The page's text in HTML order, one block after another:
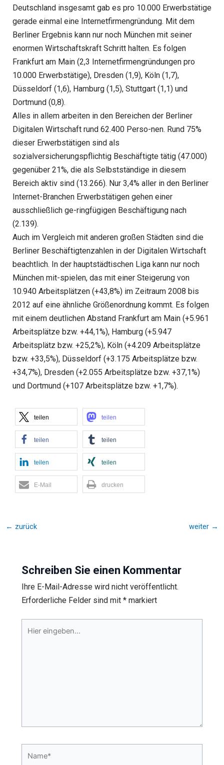
Deutschland insgesamt gab es pro 10.000 Erwerbstätige
gerade einmal eine Internetfirmengründung. Mit dem
Berliner Ergebnis kann nur noch München mit seiner
enormen Wirtschaftskraft Schritt halten. Es folgen
Frankfurt am Main (2,3 Internetfirmengründungen pro
10.000 Erwerbstätige), Dresden (1,9), Köln (1,7),
Düsseldorf (1,6), Hamburg (1,5), Stuttgart (1,1) und
Dortmund (0,8).
Alles in allem arbeiten in den Bereichen der Berliner
Digitalen Wirtschaft rund 62.400 Perso-nen. Rund 75%
dieser Erwerbstätigen sind als
sozialversicherungspflichtig Beschäftigte tätig (47.000)
gegenüber 21%, die als Selbstständige in diesem
Bereich aktiv sind (13.266). Nur 3,4% aller in den Berliner
Internet-Branchen Erwerbstätigen gehen einer
ausschließlich ge-ringfügigen Beschäftigung nach
(2.139).
Auch im Vergleich mit anderen großen Städten sind die
Berliner Beschäftigtenzahlen in der Digitalen Wirtschaft
beachtlich. In der hauptstädtischen Liga kann nur noch
München mit-spielen, das mit einer Steigerung von
10.940 Arbeitsplätzen (+43,8%) im Zeitraum 2008 bis
2012 auf eine ähnliche Größenordnung kommt. Es folgen
mit einem deutlichen Abstand Frankfurt am Main (+5.961
Arbeitsplätze bzw. +44,1%), Hamburg (+5.947
Arbeitsplätz bzw. +25,2%), Köln (+4.209 Arbeitsplätze
bzw. +33,5%), Düsseldorf (+3.175 Arbeitsplätze bzw.
+34,7%), Dresden (+2.055 Arbeitsplätze bzw. +37,1%)
und Dortmund (+107 Arbeitsplätze bzw. +1,7%).
teilen teilen
teilen teilen
teilen teilen
E-Mail drucken
← zurück weiter →
Schreiben Sie einen Kommentar
Ihre E-Mail-Adresse wird nicht veröffentlicht.
Erforderliche Felder sind mit *markiert